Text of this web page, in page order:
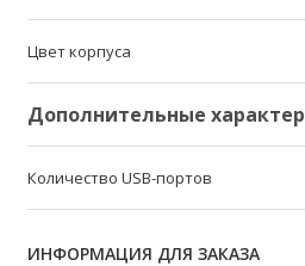
Цвет корпуса
Дополнительные
Количество USB-портов
ИНФОРМАЦИЯ ДЛЯ ЗАКАЗА